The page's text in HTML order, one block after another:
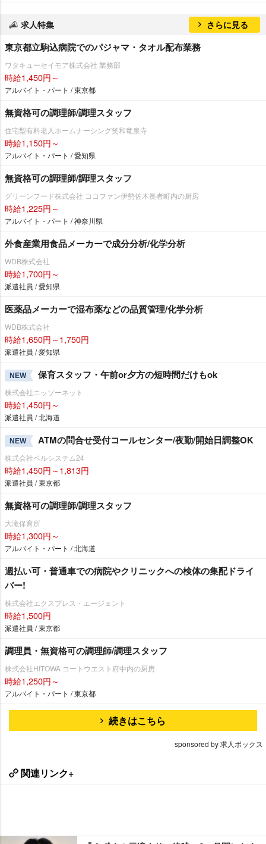
求人特集 さらに見る
東京都立駒込病院でのパジャマ・タオル配布業務
ワタキューセイモア株式会社 業務部
時給1,450円～
アルバイト・パート / 東京都
無資格可の調理師/調理スタッフ
住宅型有料老人ホームナーシング笑和竜泉寺
時給1,150円～
アルバイト・パート / 愛知県
無資格可の調理師/調理スタッフ
グリーンフード株式会社 ココファン伊勢佐木長者町内の厨房
時給1,225円～
アルバイト・パート / 神奈川県
外食産業用食品メーカーで成分分析/化学分析
WDB株式会社
時給1,700円～
派遣社員 / 愛知県
医薬品メーカーで湿布薬などの品質管理/化学分析
WDB株式会社
時給1,650円～1,750円
派遣社員 / 愛知県
NEW 保育スタッフ・午前or夕方の短時間だけもok
株式会社ニッソーネット
時給1,450円～
派遣社員 / 北海道
NEW ATMの問合せ受付コールセンター/夜勤/開始日調整OK
株式会社ベルシステム24
時給1,450円～1,813円
派遣社員 / 東京都
無資格可の調理師/調理スタッフ
大滝保育所
時給1,300円～
アルバイト・パート / 北海道
週払い可・普通車での病院やクリニックへの検体の集配ドライ
バー!
株式会社エクスプレス・エージェント
時給1,500円
派遣社員 / 東京都
調理員・無資格可の調理師/調理スタッフ
株式会社HITOWA コートウエスト府中内の厨房
時給1,250円～
アルバイト・パート / 東京都
続きはこちら
sponsored by 求人ボックス
関連リンク+